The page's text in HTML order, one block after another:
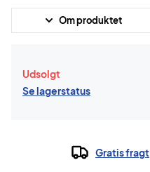
Om produktet
Udsolgt
Se lagerstatus
Gratis fragt